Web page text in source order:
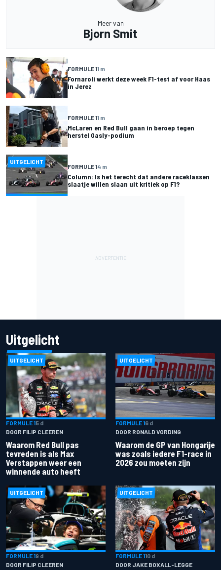
Meer van
Bjorn Smit
FORMULE 11 m
Fornaroli werkt deze week F1-test af voor Haas
in Jerez
FORMULE 11 m
McLaren en Red Bull gaan in beroep tegen
herstel Gasly-podium
UITGELICHT
FORMULE 14 m
Column: Is het terecht dat andere raceklassen
slaatje willen slaan uit kritiek op F1?
Uitgelicht
UITGELICHT
FORMULE 15 d
DOOR FILIP CLEEREN
Waarom Red Bull pas
tevreden is als Max
Verstappen weer een
winnende auto heeft
UITGELICHT
FORMULE 16 d
DOOR RONALD VORDING
Waarom de GP van Hongarije
was zoals iedere F1-race in
2026 zou moeten zijn
UITGELICHT
FORMULE 19 d
DOOR FILIP CLEEREN
UITGELICHT
FORMULE 110 d
DOOR JAKE BOXALL-LEGGE